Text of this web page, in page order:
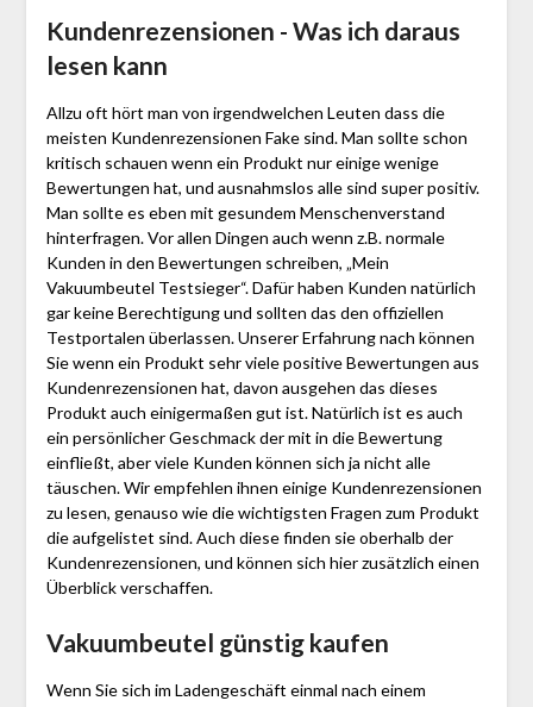
Kundenrezensionen - Was ich daraus
lesen kann
Allzu oft hört man von irgendwelchen Leuten dass die
meisten Kundenrezensionen Fake sind. Man sollte schon
kritisch schauen wenn ein Produkt nur einige wenige
Bewertungen hat, und ausnahmslos alle sind super positiv.
Man sollte es eben mit gesundem Menschenverstand
hinterfragen. Vor allen Dingen auch wenn z.B. normale
Kunden in den Bewertungen schreiben, „Mein
Vakuumbeutel Testsieger“. Dafür haben Kunden natürlich
gar keine Berechtigung und sollten das den offiziellen
Testportalen überlassen. Unserer Erfahrung nach können
Sie wenn ein Produkt sehr viele positive Bewertungen aus
Kundenrezensionen hat, davon ausgehen das dieses
Produkt auch einigermaßen gut ist. Natürlich ist es auch
ein persönlicher Geschmack der mit in die Bewertung
einfließt, aber viele Kunden können sich ja nicht alle
täuschen. Wir empfehlen ihnen einige Kundenrezensionen
zu lesen, genauso wie die wichtigsten Fragen zum Produkt
die aufgelistet sind. Auch diese finden sie oberhalb der
Kundenrezensionen, und können sich hier zusätzlich einen
Überblick verschaffen.
Vakuumbeutel günstig kaufen
Wenn Sie sich im Ladengeschäft einmal nach einem